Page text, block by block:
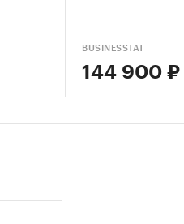
BUSINESSTAT
144 900 ₽